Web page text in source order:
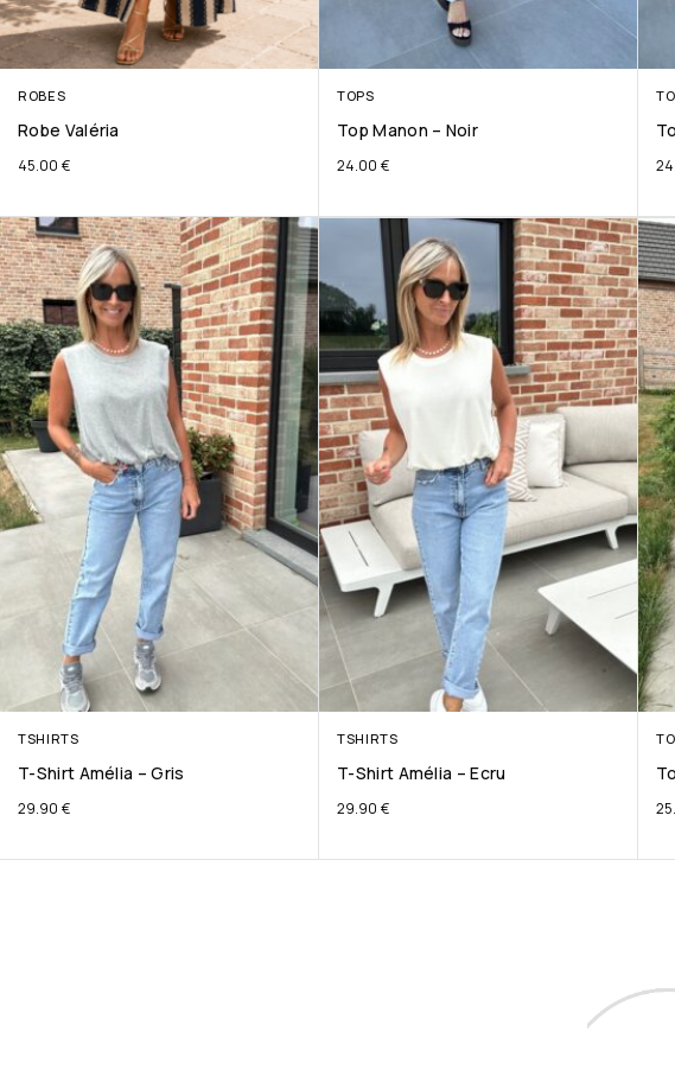
ROBES
Robe Valéria
45.00 €
TOPS
Top Manon – Noir
24.00 €
TSHIRTS
T-Shirt Amélia – Gris
29.90 €
TSHIRTS
T-Shirt Amélia – Ecru
29.90 €